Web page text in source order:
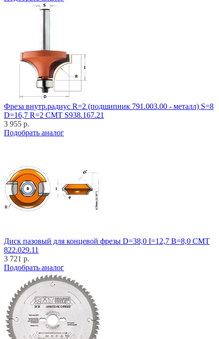
Фреза внутр.радиус R=2 (подшипник 791.003.00 - металл) S=8
D=16,7 R=2 CMT S938.167.21
3 955 р.
Подобрать аналог
Диск пазовый для концевой фрезы D=38,0 I=12,7 B=8,0 CMT
822.029.11
3 721 р.
Подобрать аналог